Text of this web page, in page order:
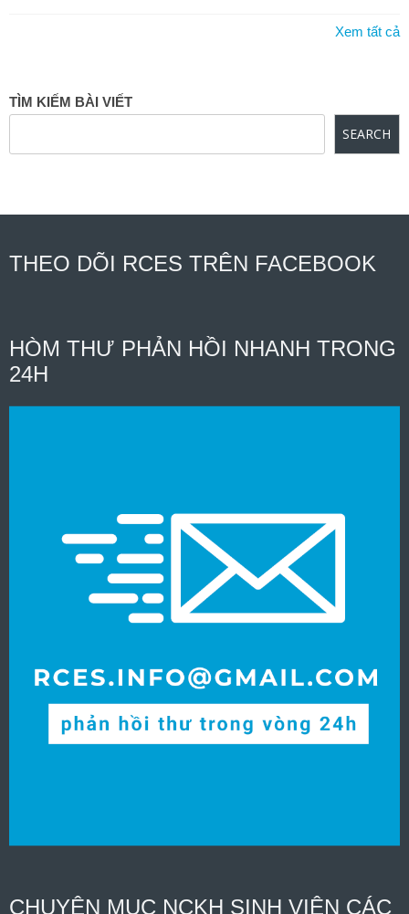
Xem tất cả
TÌM KIẾM BÀI VIẾT
SEARCH
THEO DÕI RCES TRÊN FACEBOOK
HÒM THƯ PHẢN HỒI NHANH TRONG
24H
CHUYÊN MỤC NCKH SINH VIÊN CÁC